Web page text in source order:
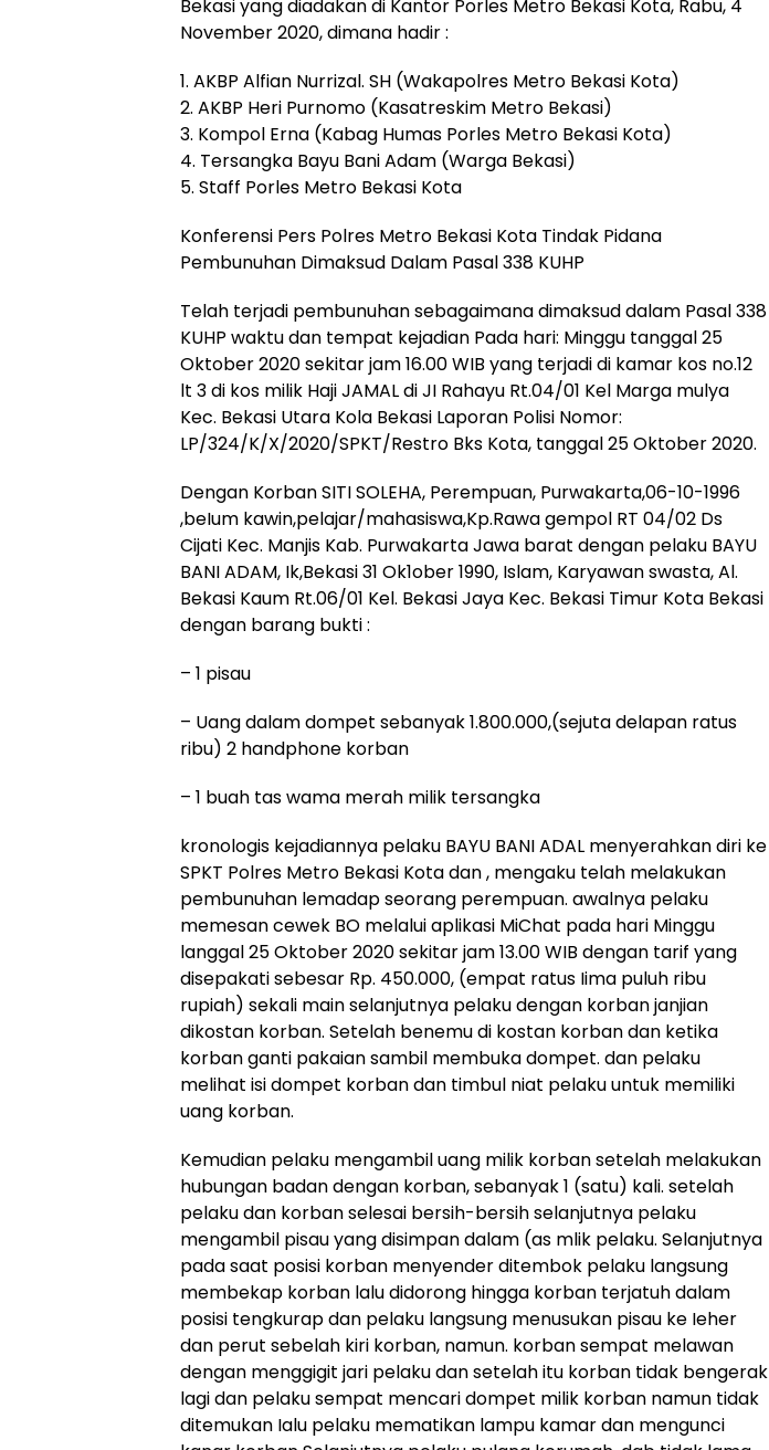
Bekasi yang diadakan di Kantor Porles Metro Bekasi Kota, Rabu, 4
November 2020, dimana hadir :
1. AKBP Alfian Nurrizal. SH (Wakapolres Metro Bekasi Kota)
2. AKBP Heri Purnomo (Kasatreskim Metro Bekasi)
3. Kompol Erna (Kabag Humas Porles Metro Bekasi Kota)
4. Tersangka Bayu Bani Adam (Warga Bekasi)
5. Staff Porles Metro Bekasi Kota
Konferensi Pers Polres Metro Bekasi Kota Tindak Pidana
Pembunuhan Dimaksud Dalam Pasal 338 KUHP
Telah terjadi pembunuhan sebagaimana dimaksud dalam Pasal 338
KUHP waktu dan tempat kejadian Pada hari: Minggu tanggal 25
Oktober 2020 sekitar jam 16.00 WIB yang terjadi di kamar kos no.12
lt 3 di kos milik Haji JAMAL di JI Rahayu Rt.04/01 Kel Marga mulya
Kec. Bekasi Utara Kola Bekasi Laporan Polisi Nomor:
LP/324/K/X/2020/SPKT/Restro Bks Kota, tanggal 25 Oktober 2020.
Dengan Korban SITI SOLEHA, Perempuan, Purwakarta,06-10-1996
,beIum kawin,pelajar/mahasiswa,Kp.Rawa gempol RT 04/02 Ds
Cijati Kec. Manjis Kab. Purwakarta Jawa barat dengan pelaku BAYU
BANI ADAM, Ik,Bekasi 31 Ok1ober 1990, Islam, Karyawan swasta, Al.
Bekasi Kaum Rt.06/01 Kel. Bekasi Jaya Kec. Bekasi Timur Kota Bekasi
dengan barang bukti :
– 1 pisau
– Uang dalam dompet sebanyak 1.800.000,(sejuta delapan ratus
ribu) 2 handphone korban
– 1 buah tas wama merah milik tersangka
kronologis kejadiannya pelaku BAYU BANI ADAL menyerahkan diri ke
SPKT Polres Metro Bekasi Kota dan , mengaku telah melakukan
pembunuhan lemadap seorang perempuan. awalnya pelaku
memesan cewek BO melalui aplikasi MiChat pada hari Minggu
langgal 25 Oktober 2020 sekitar jam 13.00 WIB dengan tarif yang
disepakati sebesar Rp. 450.000, (empat ratus Iima puluh ribu
rupiah) sekali main selanjutnya pelaku dengan korban janjian
dikostan korban. Setelah benemu di kostan korban dan ketika
korban ganti pakaian sambil membuka dompet. dan pelaku
melihat isi dompet korban dan timbul niat pelaku untuk memiliki
uang korban.
Kemudian pelaku mengambil uang milik korban setelah melakukan
hubungan badan dengan korban, sebanyak 1 (satu) kali. setelah
pelaku dan korban selesai bersih-bersih selanjutnya pelaku
mengambil pisau yang disimpan dalam (as mlik pelaku. Selanjutnya
pada saat posisi korban menyender ditembok pelaku langsung
membekap korban lalu didorong hingga korban terjatuh dalam
posisi tengkurap dan pelaku langsung menusukan pisau ke Ieher
dan perut sebelah kiri korban, namun. korban sempat melawan
dengan menggigit jari pelaku dan setelah itu korban tidak bengerak
lagi dan pelaku sempat mencari dompet milik korban namun tidak
ditemukan Ialu pelaku mematikan lampu kamar dan mengunci